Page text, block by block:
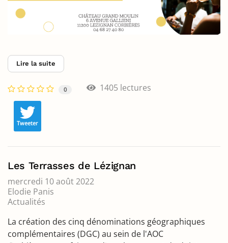
Lire la suite
0 1405 lectures
Tweeter
Les Terrasses de Lézignan
mercredi 10 août 2022
Elodie Panis
Actualités
La création des cinq dénominations géographiques
complémentaires (DGC) au sein de l'AOC